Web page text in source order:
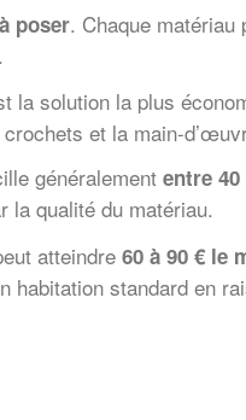
poser. Chaque matériau
la solution la plus
et la main-
généralement entre
la qualité du matériau.
atteindre 60 à 90 € le
habitation standard en